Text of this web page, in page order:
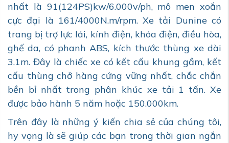
nhất là 91(124PS)kw/6.000v/ph, mô men xoắn
cực đại là 161/4000N.m/rpm. Xe tải Dunine có
trang bị trợ lực lái, kính điện, khóa điện, điều hòa,
ghế da, có phanh ABS, kích thước thùng xe dài
3.1m. Đây là chiếc xe có kết cấu khung gầm, kết
cấu thùng chở hàng cứng vững nhất, chắc chắn
bền bỉ nhất trong phân khúc xe tải 1 tấn. Xe
được bảo hành 5 năm hoặc 150.000km.
Trên đây là những ý kiến chia sẻ của chúng tôi,
hy vọng là sẽ giúp các bạn trong thời gian ngắn